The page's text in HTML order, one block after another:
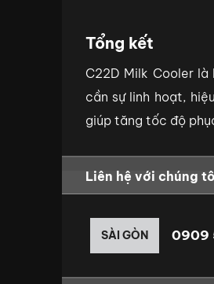
Tổng kết
C22D Milk Cooler
cần sự linh hoạt,
giúp tăng tốc độ
Liên hệ với chúng
SÀI GÒN 0909